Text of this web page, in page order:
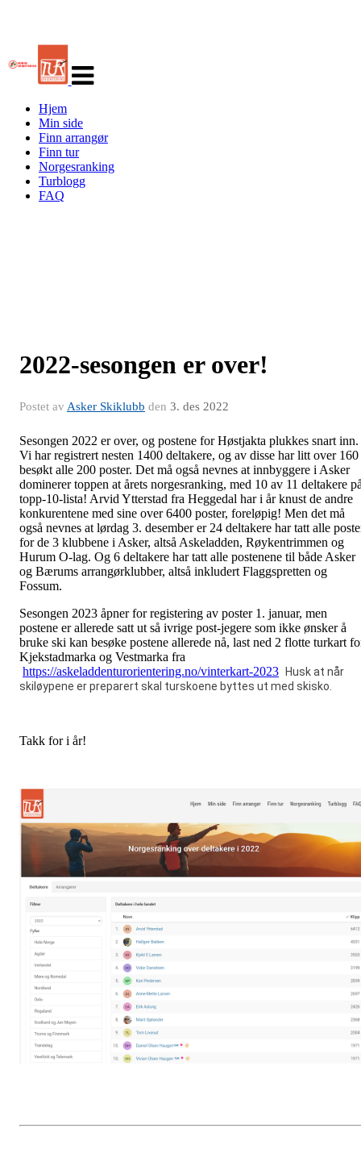
navigasjon
Hjem
Min side
Finn arrangør
Finn tur
Norgesranking
Turblogg
FAQ
2022-sesongen er over!
Postet av Asker Skiklubb den 3. des 2022
Sesongen 2022 er over, og postene for Høstjakta plukkes snart inn.
Vi har registrert nesten 1400 deltakere, og av disse har litt over 160
besøkt alle 200 poster. Det må også nevnes at innbyggere i Asker
dominerer toppen at årets norgesranking, med 10 av 11 deltakere
topp-10-lista! Arvid Ytterstad fra Heggedal har i år knust de andre
konkurentene med sine over 6400 poster, foreløpig! Men det må
også nevnes at lørdag 3. desember er 24 deltakere har tatt alle
for de 3 klubbene i Asker, altså Askeladden, Røykentrimmen og
Hurum O-lag. Og 6 deltakere har tatt alle postenene til både Asker
og Bærums arrangørklubber, altså inkludert Flaggspretten og
Fossum.
Sesongen 2023 åpner for registering av poster 1. januar, men
postene er allerede satt ut så ivrige post-jegere som ikke ønsker å
bruke ski kan besøke postene allerede nå, last ned 2 flotte turkart
Kjekstadmarka og Vestmarka fra
https://askeladdenturorientering.no/vinterkart-2023
Husk at når
skiløypene er preparert skal turskoene byttes ut med skisko.
Takk for i år!